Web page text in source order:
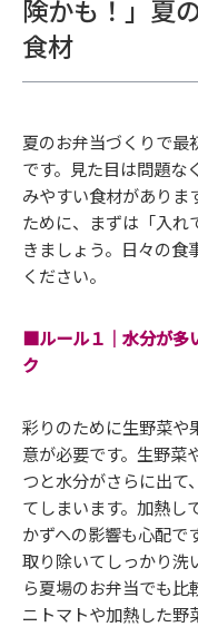
険かも！」夏
食材
夏のお弁当づくりで最
です。見た目は問題な
みやすい食材がありま
ために、まずは「入れ
きましょう。日々の食
ください。
■ルール１｜水分が多
ク
彩りのために生野菜や
意が必要です。生野菜
つと水分がさらに出て
てしまいます。加熱し
かずへの影響も心配で
取り除いてしっかり洗
ら夏場のお弁当でも比
ニトマトや加熱した野